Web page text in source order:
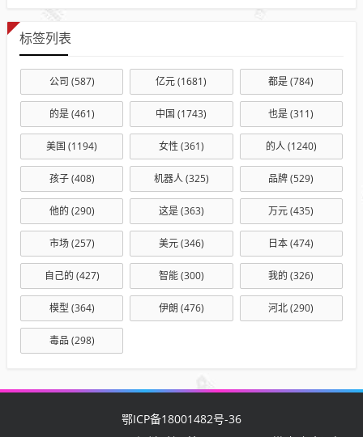
标签列表
公司 (587) 亿元(1681) 都是(784)
的是(461) 中国 (1743) 也是(311)
美国 (1194) 女性 (361) 的人(1240)
孩子(408) 机器人(325) 品牌(529)
他的 (290) 这是(363) 万元(435)
市场(257) 美元(346) 日本(474)
自己的 (427) 智能(300) 我的 (326)
模型 (364) 伊朗 (476) 河北(290)
毒品 (298)
鄂ICP备18001482号-36